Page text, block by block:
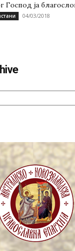
Господ ја
04/03/2018